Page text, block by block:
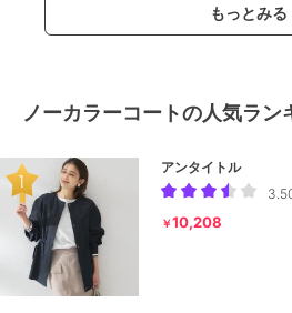
もっとみる
ノーカラーコートの人気ラン
アンタイトル
￥10,208